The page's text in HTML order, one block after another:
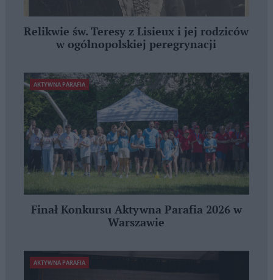
Relikwie św. Teresy z Lisieux i jej rodziców
w ogólnopolskiej peregrynacji
AKTYWNA PARAFIA
Finał Konkursu Aktywna Parafia 2026 w
Warszawie
AKTYWNA PARAFIA